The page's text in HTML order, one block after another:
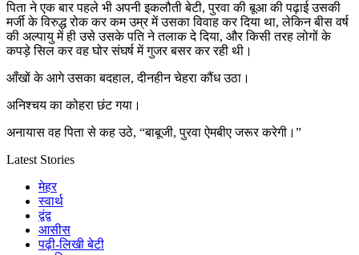
पिता ने एक बार पहले भी अपनी इकलौती बेटी, पुरवा की बूआ की पढ़ाई उसकी
मर्जी के विरुद्ध रोक कर कम उम्र में उसका विवाह कर दिया था, लेकिन बीस वर्ष
की अल्पायु में ही उसे उसके पति ने तलाक दे दिया, और किसी तरह लोगों के
कपड़े सिल कर वह घोर संघर्ष में गुजर बसर कर रही थी।
आँखों के आगे उसका बदहाल, दीनहीन चेहरा कौंध उठा।
अनिश्चय का कोहरा छंट गया।
अनायास वह पिता से कह उठे, “बाबूजी, पुरवा ऐमबीए जरूर करेगी।”
Latest Stories
मेहर
स्वार्थ
द्वंद्व
आसीस
पढ़ी-लिखी बेटी